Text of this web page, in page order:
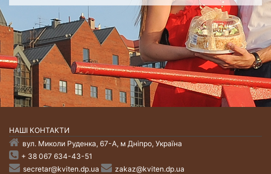
НАШI КОНТАКТИ
вул. Миколи Руденка, 67-А, м Дніпро, Україна
+ 38 067 634-43-51
secretar@kviten.dp.ua
zakaz@kviten.dp.ua